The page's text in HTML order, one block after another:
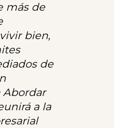
más de
bien,
de
Abordar
a la